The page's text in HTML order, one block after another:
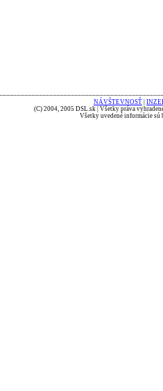
NÁVŠTEVNOSŤ
(C) 2004, 2005 DSL.sk | Všetky práva
Všetky uvedené informácie sú